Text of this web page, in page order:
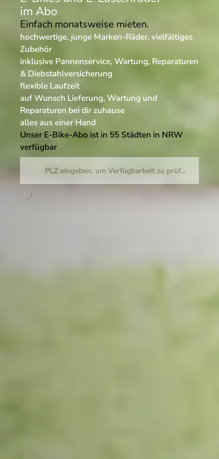
im Abo
Einfach monatsweise mieten.
hochwertige, junge Marken-Räder, vielfältiges
Zubehör
inklusive Pannenservice, Wartung, Reparaturen
& Diebstahlversicherung
flexible Laufzeit
auf Wunsch Lieferung, Wartung und
Reparaturen bei dir zuhause
alles aus einer Hand
Unser E-Bike-Abo ist in 55 Städten in NRW
verfügbar